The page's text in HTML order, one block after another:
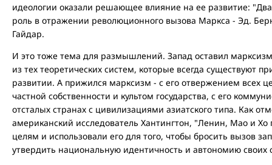
идеологии оказали решающее влияние на ее развитие:
роль в отражении революционного вызова Маркса - Эд.
Гайдар.
И это тоже тема для размышлений. Запад оставил
из тех теоретических систем, которые всегда существуют
развитии. А прижился марксизм - с его отвержением всех
частной собственности и культом государства, с его
отсталых странах с цивилизациями азиатского типа. Как
американский исследователь Хантингтон, "Ленин, Мао и
целям и использовали его для того, чтобы бросить вызов
утвердить национальную идентичность и автономию своих